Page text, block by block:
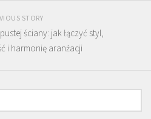
STORY
ściany: jak łączyć styl,
i harmonię aranżacji